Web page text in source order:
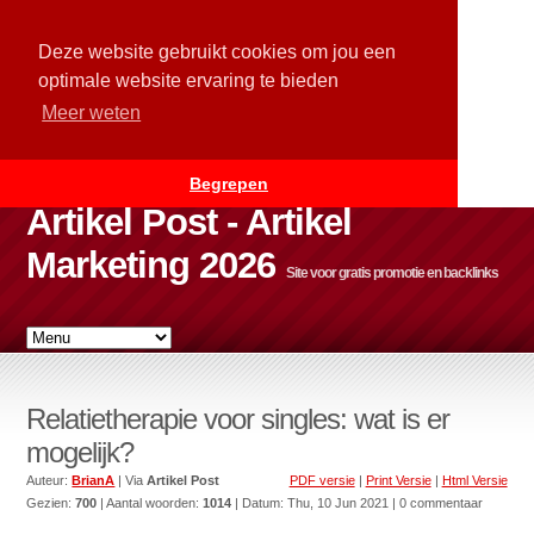
Deze website gebruikt cookies om jou een
optimale website ervaring te bieden
Meer weten
Begrepen
Artikel Post - Artikel
Marketing 2026
Site voor gratis promotie en backlinks
Relatietherapie voor singles: wat is er
mogelijk?
PDF versie| Print Versie| Html Versie
Auteur:BrianA | ViaArtikel Post
Gezien:700 | Aantal woorden:1014 | Datum:Thu, 10 Jun 2021 | 0 commentaar